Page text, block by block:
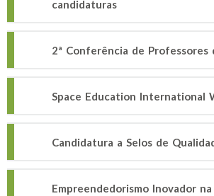
candidaturas
2ª Conferência de Professores
Space Education International
Candidatura a Selos de
Empreendedorismo Inovador